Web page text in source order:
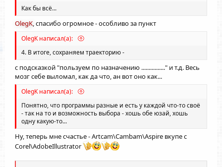
Как бы всё...
OlegK, спасибо огромное - особливо за пункт
OlegK написал(а):
4. В итоге, сохраняем траекторию -
с подсказкой "пользуем по назначению ................" и т.д. Весь
мозг себе выломал, как да что, ан вот оно как...
OlegK написал(а):
Понятно, что программы разные и есть у каждой что-то своё
- так на то и возможность выбора - хошь обе юзай, хошь
одну какую-то...
Ну, теперь мне счастье - Artcam\Cambam\Aspire вкупе с
Corel\AdobeIllustrator